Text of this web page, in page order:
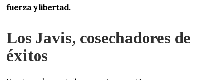
fuerza y libertad.
Los Javis, cosechadores de
éxitos